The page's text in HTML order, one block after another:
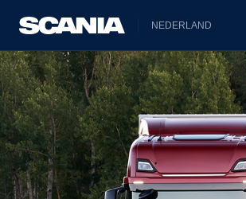
NEDERLAND